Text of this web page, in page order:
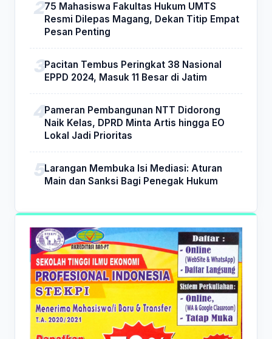
75 Mahasiswa Fakultas Hukum UMTS
Resmi Dilepas Magang, Dekan Titip Empat
Pesan Penting
Pacitan Tembus Peringkat 38 Nasional
EPPD 2024, Masuk 11 Besar di Jatim
Pameran Pembangunan NTT Didorong
Naik Kelas, DPRD Minta Artis hingga EO
Lokal Jadi Prioritas
Larangan Membuka Isi Mediasi: Aturan
Main dan Sanksi Bagi Penegak Hukum